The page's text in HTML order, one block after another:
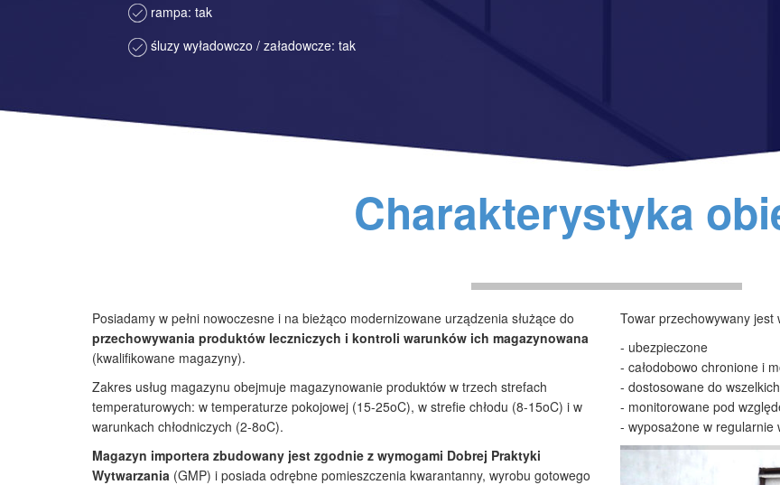
rampa: tak
śluzy wyładowczo / załadowcze: tak
Charakterystyka
Posiadamy w pełni nowoczesne i na bieżąco modernizowane urządzenia służące do
przechowywania produktów leczniczych i kontroli warunków ich magazynowana
(kwalifikowane magazyny).
Zakres usług magazynu obejmuje magazynowanie produktów w trzech strefach
temperaturowych: w temperaturze pokojowej (15-25oC), w strefie chłodu (8-15oC) i w
warunkach chłodniczych (2-8oC).
Magazyn importera zbudowany jest zgodnie z wymogami Dobrej Praktyki
Wytwarzania (GMP) i posiada odrębne pomieszczenia kwarantanny, wyrobu gotowego
Towar przechowywany
- ubezpieczone
- całodobowo chronione i
- dostosowane do
- monitorowane pod
- wyposażone w regularnie